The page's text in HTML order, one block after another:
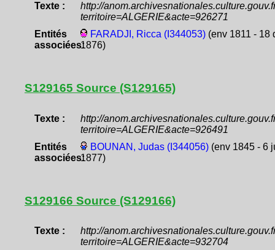
Texte :
http://
territoire=ALGERIE&acte=926271
Entités
associées:
FARADJI, Ricca (I344053)(env 1811 - 18
1876)
S129165 Source (S129165)
Texte :
http://
territoire=ALGERIE&acte=926491
Entités
associées:
BOUNAN, Judas (I344056)(env 1845 - 6
1877)
S129166 Source (S129166)
Texte :
http://
territoire=ALGERIE&acte=932704